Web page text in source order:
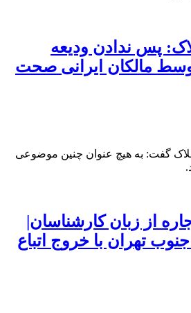
پس ندادن ودیعه
مالکان ایرانی صحت
گفت: به هیچ عنوان چنین موضوعی
از زبان کارشناسان|
تهران با خروج اتباع